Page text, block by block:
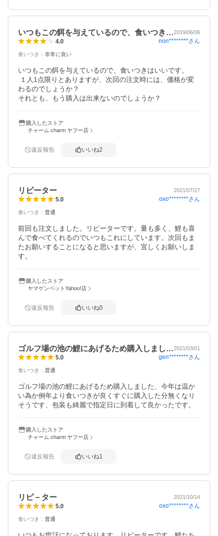
いつもこの餌を与えているので、食いつき…2019/06/06
4.0 non********さん
食いつき ： 非常に良い
いつもこの餌を与えているので、食いつきはいいです。
わるのでしょうか？
それとも、もう購入は出来ないのでしょうか？
購入したストア
チャーム charm ヤフー店
違反報告 いいね2
リピーター 2021/07/27
5.0 oxo********さん
食いつき ： 普通
前回も注文しました。リピーターです。量も多く、鯉も喜
んで食べてくれるのでいつもこれにしています。次回もま
たお願いすることになると思いますが、宜しくお願いしま
す。
購入したストア
ヤマゲンペットYahoo!店
違反報告 いいね0
ゴルフ場の池の鯉にあげるため購入しまし…2021/03/01
5.0 gen********さん
食いつき ： 普通
ゴルフ場の池の鯉にあげるため購入しました、今年は温か
い為か例年より食いつきが良くすぐに購入した分無くなり
そうです、包装も綺麗で指定日に到着して良かったです。
購入したストア
チャーム charm ヤフー店
違反報告 いいね1
リピ－ター 2021/10/14
5.0 oxo********さん
食いつき ： 普通